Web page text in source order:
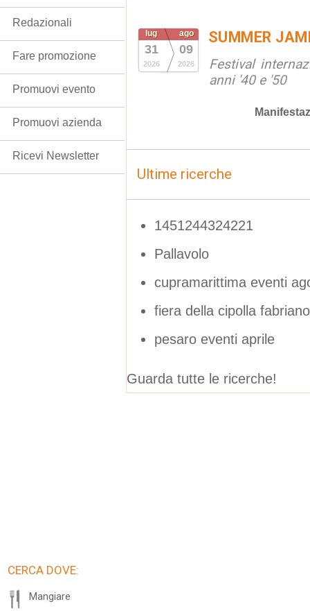
lug
31
2026
ago
09
2026
SUMMER
Festival
anni '40 e '50
Ultime ricerche
1451244324221
Pallavolo
cupramarittima eventi
fiera della cipolla
pesaro eventi aprile
Guarda tutte le ricerche!
Redazionali
Fare promozione
Promuovi evento
Promuovi azienda
Ricevi Newsletter
CERCA DOVE:
Mangiare